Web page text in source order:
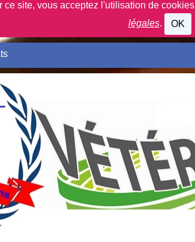
ce site, vous acceptez l'utilisation de
légales. OK